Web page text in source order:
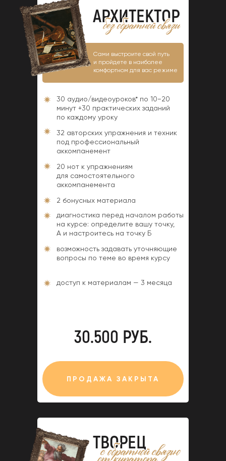
АРХИТЕКТОР
Сами выстроите свой путь
и пройдете в наиболее
комфортном для вас режиме
30 аудио/видеоуроков* по 10−20
минут +30 практических заданий
по каждому уроку
32 авторских упражнения и техник
под профессиональный
аккомпанемент
20 нот к упражнениям
для самостоятельного
аккомпанемента
2 бонусных материала
диагностика перед началом работы
на курсе: определите вашу точку,
А и настроитесь на точку Б
возможность задавать уточняющие
вопросы по теме во время курсу
доступ к материалам — 3 месяца
30.500 РУБ.
ПРОДАЖА ЗАКРЫТА
ТВОРЕЦ